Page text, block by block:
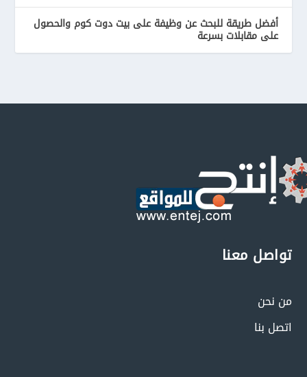
أفضل طريقة للبحث عن وظيفة على بيت دوت كوم والحصول
على مقابلات بسرعة
تواصل معنا
من نحن
اتصل بنا